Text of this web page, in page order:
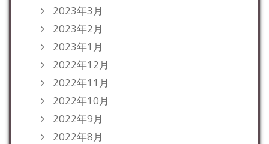
2023年3月
2023年2月
2023年1月
2022年12月
2022年11月
2022年10月
2022年9月
2022年8月